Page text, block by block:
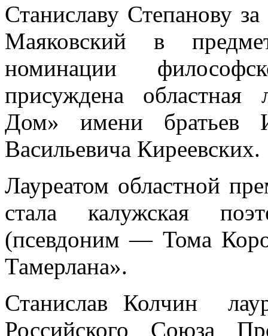
Станиславу Степанову
Маяковский в
номинации
присуждена областная
Дом» имени братьев
Васильевича Киреевских.
Лауреатом областной
стала калужская
(псевдоним — Тома
Тамерлана».
Станислав Колчин
Российского Союза